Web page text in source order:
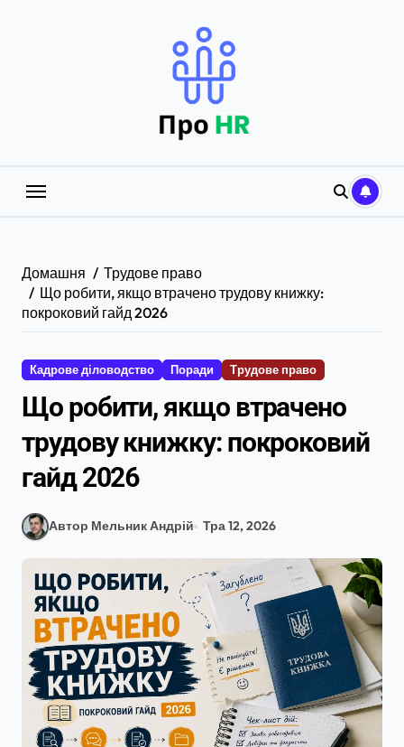
Домашня
Трудове право
Що робити, якщо втрачено трудову книжку:
покроковий гайд 2026
Кадрове діловодство Поради Трудове право
Що робити, якщо втрачено
трудову книжку: покроковий
гайд 2026
Автор Мельник Андрій Тра 12, 2026